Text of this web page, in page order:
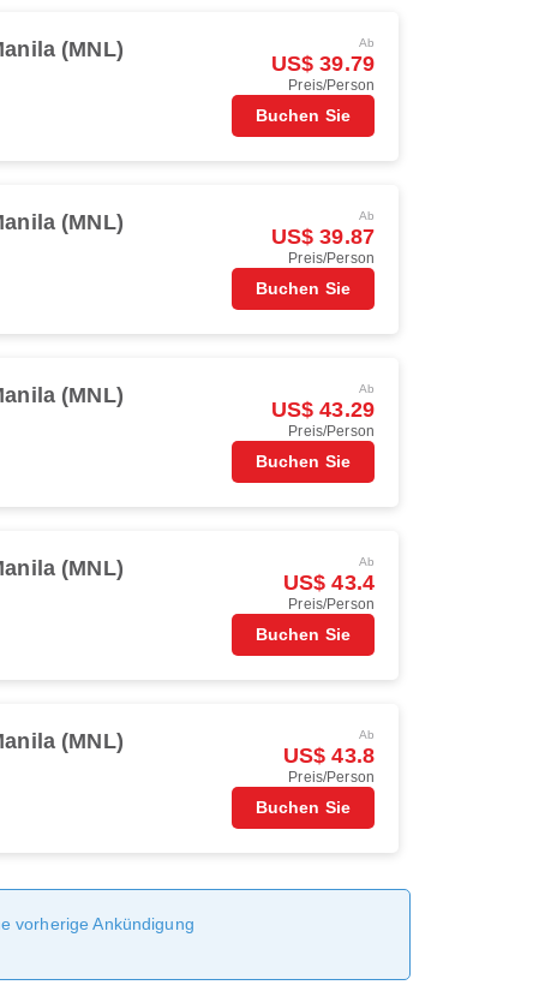
(MNL) Ab
US$ 39.79
Preis/Person
Buchen Sie
(MNL) Ab
US$ 39.87
Preis/Person
Buchen Sie
(MNL) Ab
US$ 43.29
Preis/Person
Buchen Sie
(MNL) Ab
US$ 43.4
Preis/Person
Buchen Sie
(MNL) Ab
US$ 43.8
Preis/Person
Buchen Sie
vorherige Ankündigung